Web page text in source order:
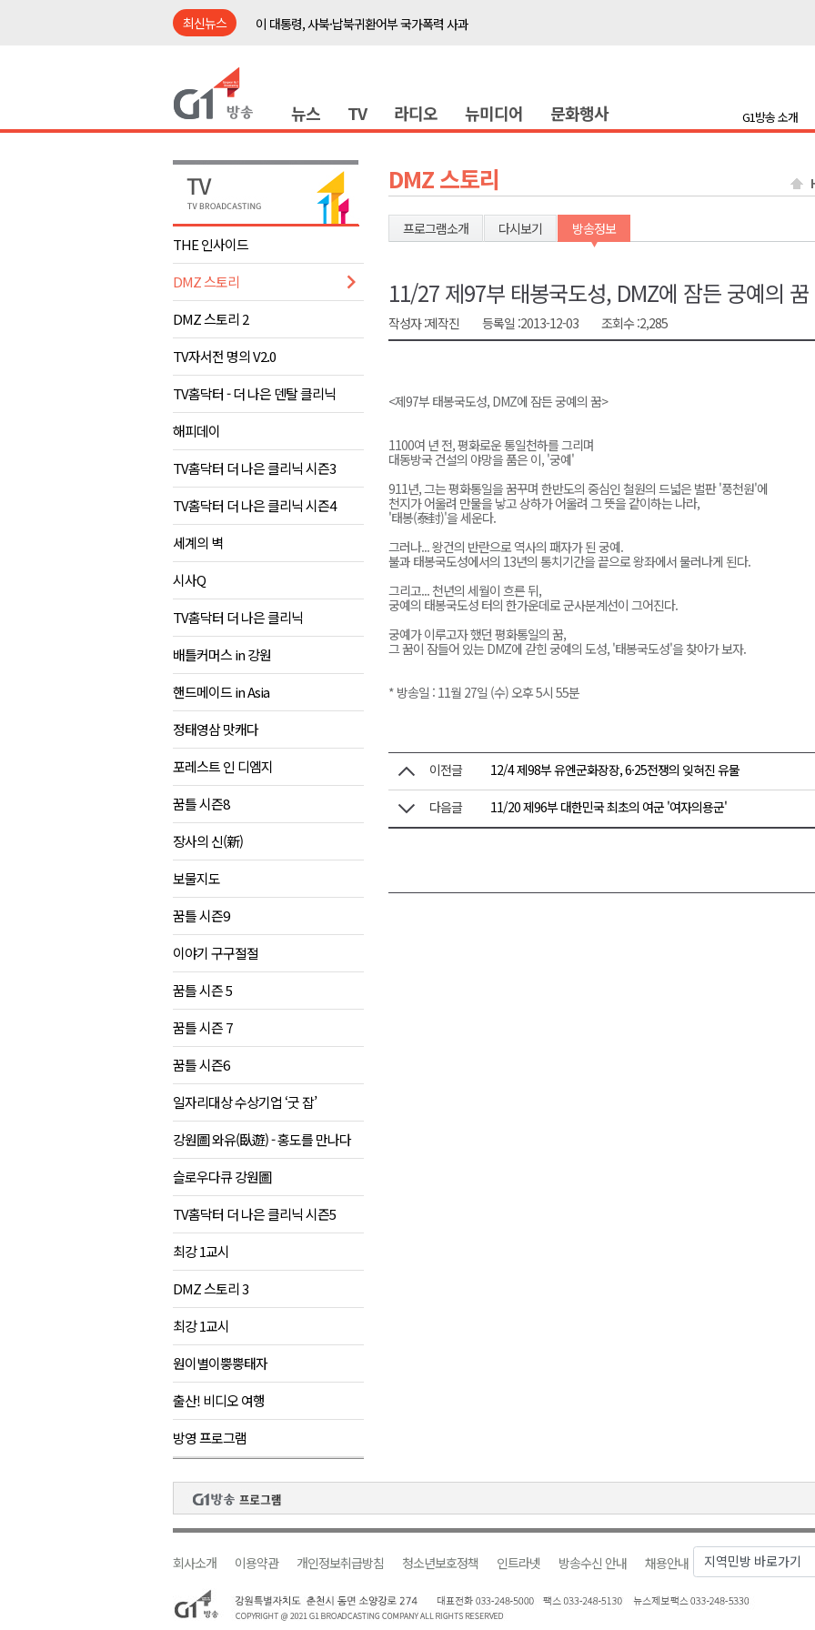
최신뉴스
이 대통령, 사북·납북귀환어부 국가폭력 사과
이광재 국회 예결위원장, 강릉시 초청 특별 강연
육동한 시장, 국제스케이트장 춘천 유치 건의
영월군, 국·도비 확보 보고회 개최
삼척 공공산후조리원 이전 시급
도-시군 첫 간담회..우상호 "하나된 공동체"
이 대통령, 사북·납북귀환어부 국가폭력 사과
여름축제 더위와 전쟁..물놀이 접목
강원도, 최휘영 문체부장관과 정책간담회
이광재 국회 예결위원장, 강릉시 초청 특별 강연
육동한 시장, 국제스케이트장 춘천 유치 건의
영월군, 국·도비 확보 보고회 개최
삼척 공공산후조리원 이전 시급
강원자치도교육청 교감급 이상 387명 인사
뉴스 TV 라디오 뉴미디어 문화행사 G1방송 소개
THE 인사이드
DMZ 스토리
DMZ 스토리 2
TV자서전 명의 V2.0
TV홈닥터 - 더 나은 덴탈 클리닉
해피데이
TV홈닥터 더 나은 클리닉 시즌3
TV홈닥터 더 나은 클리닉 시즌4
세계의 벽
시사Q
TV홈닥터 더 나은 클리닉
배틀커머스 in 강원
핸드메이드 in Asia
정태영삼 맛캐다
포레스트 인 디엠지
꿈틀 시즌8
장사의 신(新)
보물지도
꿈틀 시즌9
이야기 구구절절
꿈틀 시즌 5
꿈틀 시즌 7
꿈틀 시즌6
일자리대상 수상기업 ‘굿 잡’
강원圖 와유(臥遊) - 홍도를 만나다
슬로우다큐 강원圖
TV홈닥터 더 나은 클리닉 시즌5
최강 1교시
DMZ 스토리 3
최강 1교시
원이별이뿡뿡태자
출산! 비디오 여행
방영 프로그램
DMZ 스토리
프로그램소개 다시보기 방송정보
11/27 제97부 태봉국도성, DMZ에 잠든 궁예의 꿈
작성자 :제작진 등록일 :2013-12-03 조회수 :2,285
<제97부 태봉국도성, DMZ에 잠든 궁예의 꿈>
1100여 년 전, 평화로운 통일천하를 그리며
대동방국 건설의 야망을 품은 이, '궁예'
911년, 그는 평화통일을 꿈꾸며 한반도의 중심인 철원의 드넓은 벌판 '풍천원'에
천지가 어울려 만물을 낳고 상하가 어울려 그 뜻을 같이하는 나라,
'태봉(泰封)'을 세운다.
그러나... 왕건의 반란으로 역사의 패자가 된 궁예.
불과 태봉국도성에서의 13년의 통치기간을 끝으로 왕좌에서 물러나게 된다.
그리고... 천년의 세월이 흐른 뒤,
궁예의 태봉국도성 터의 한가운데로 군사분계선이 그어진다.
궁예가 이루고자 했던 평화통일의 꿈,
그 꿈이 잠들어 있는 DMZ에 갇힌 궁예의 도성, '태봉국도성'을 찾아가 보자.
* 방송일 : 11월 27일 (수) 오후 5시 55분
이전글 12/4 제98부 유엔군화장장, 6·25전쟁의 잊혀진 유물
다음글 11/20 제96부 대한민국 최초의 여군 '여자의용군'
회사소개 이용약관 개인정보취급방침 청소년보호정책 인트라넷 방송수신 안내 채용안내